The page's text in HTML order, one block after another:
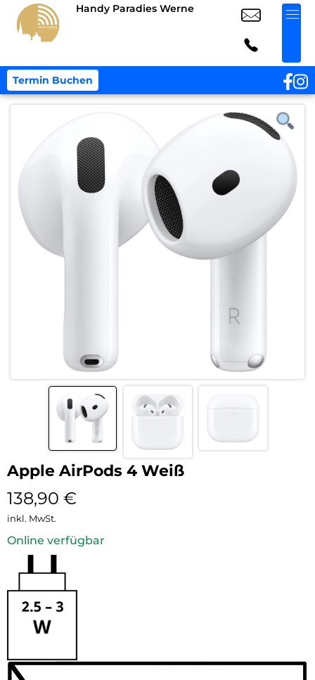
Handy Paradies Werne
Termin Buchen
Apple AirPods 4 Weiß
138,90 €
inkl. MwSt.
Online verfügbar